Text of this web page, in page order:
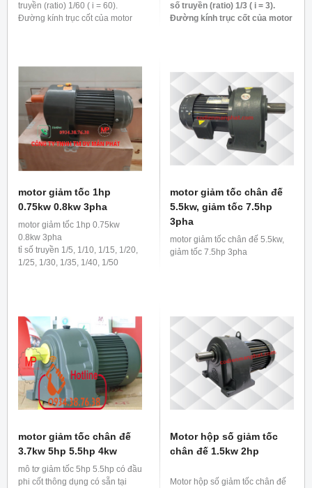
truyền (ratio) 1/60 ( i = 60).
Đường kính trục cốt của motor
số truyền (ratio) 1/3 ( i = 3).
Đường kính trục cốt của motor
motor giảm tốc 1hp
0.75kw 0.8kw 3pha
motor giảm tốc 1hp 0.75kw
0.8kw 3pha
tỉ số truyền 1/5, 1/10, 1/15, 1/20,
1/25, 1/30, 1/35, 1/40, 1/50
motor giảm tốc chân đế
5.5kw, giảm tốc 7.5hp
3pha
motor giảm tốc chân đế 5.5kw,
giảm tốc 7.5hp 3pha
motor giảm tốc chân đế
3.7kw 5hp 5.5hp 4kw
mô tơ giảm tốc 5hp 5.5hp có đầu
phi cốt thông dụng có sẵn tại
Motor hộp số giảm tốc
chân đế 1.5kw 2hp
Motor hộp số giảm tốc chân đế